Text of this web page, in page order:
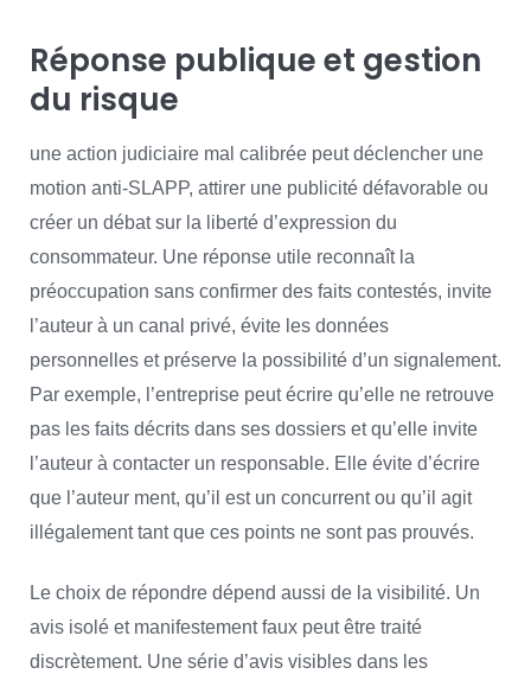
Réponse publique et gestion
du risque
une action judiciaire mal calibrée peut déclencher une
motion anti-SLAPP, attirer une publicité défavorable ou
créer un débat sur la liberté d’expression du
consommateur. Une réponse utile reconnaît la
préoccupation sans confirmer des faits contestés, invite
l’auteur à un canal privé, évite les données
personnelles et préserve la possibilité d’un signalement.
Par exemple, l’entreprise peut écrire qu’elle ne retrouve
pas les faits décrits dans ses dossiers et qu’elle invite
l’auteur à contacter un responsable. Elle évite d’écrire
que l’auteur ment, qu’il est un concurrent ou qu’il agit
illégalement tant que ces points ne sont pas prouvés.
Le choix de répondre dépend aussi de la visibilité. Un
avis isolé et manifestement faux peut être traité
discrètement. Une série d’avis visibles dans les